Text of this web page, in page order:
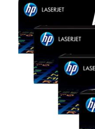
商業客戶
我的帳戶